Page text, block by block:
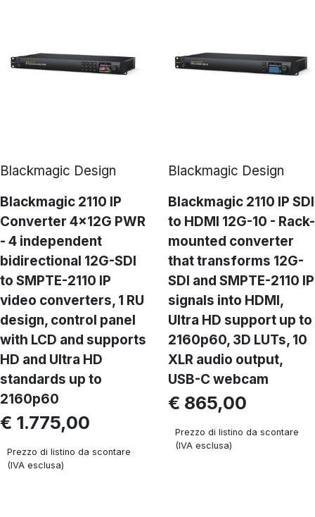
Blackmagic Design
Blackmagic 2110 IP
Converter 4x12G PWR
- 4 independent
bidirectional 12G-SDI
to SMPTE-2110 IP
video converters, 1 RU
design, control panel
with LCD and supports
HD and Ultra HD
standards up to
2160p60
€ 1.775,00
Prezzo di listino da scontare
(IVA esclusa)
Blackmagic Design
Blackmagic 2110 IP SDI
to HDMI 12G-10 - Rack-
mounted converter
that transforms 12G-
SDI and SMPTE-2110 IP
signals into HDMI,
Ultra HD support up to
2160p60, 3D LUTs, 10
XLR audio output,
USB-C webcam
€ 865,00
Prezzo di listino da scontare
(IVA esclusa)